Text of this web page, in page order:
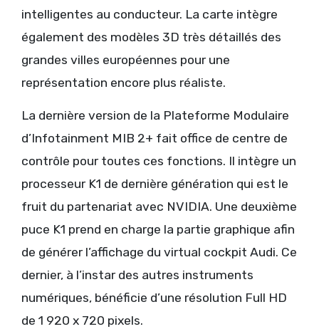
intelligentes au conducteur. La carte intègre
également des modèles 3D très détaillés des
grandes villes européennes pour une
représentation encore plus réaliste.
La dernière version de la Plateforme Modulaire
d’Infotainment MIB 2+ fait office de centre de
contrôle pour toutes ces fonctions. Il intègre un
processeur K1 de dernière génération qui est le
fruit du partenariat avec NVIDIA. Une deuxième
puce K1 prend en charge la partie graphique afin
de générer l’affichage du virtual cockpit Audi. Ce
dernier, à l’instar des autres instruments
numériques, bénéficie d’une résolution Full HD
de 1 920 x 720 pixels.